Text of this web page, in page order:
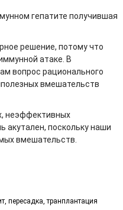
гепатите получившая
решение, потому что
атаке. В
вопрос рационального
вмешательств
неэффективных
акутален, поскольку наши
вмешательств.
, пересадка,транплантация